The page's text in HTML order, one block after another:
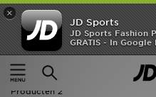
×
JD Sports
JD Sports Fashion
GRATIS - In Google
Thuis
Kids
Kids - Nike Pro
Producten 2
New In
Heren
Dames